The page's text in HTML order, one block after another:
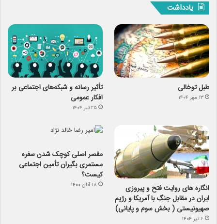
یادداشت
طبل توخالی
۱۳ مهر ۱۴۰۴
تأثیر رسانه و شبکه‌های اجتماعی بر
افکار عمومی
۲۵ تیر ۱۴۰۴
انگاره های روایت فتح و پیروزی
ایران در مقابل جنگِ با آمریکا و رژیم
صهیونیستی ( بخش سوم و پایانی)
۶ تیر ۱۴۰۴
مقصر اصلی کوچک شدن سفره
مستمری بگیران تأمین اجتماعی
کیست؟
۱۸ آبان ۱۴۰۰